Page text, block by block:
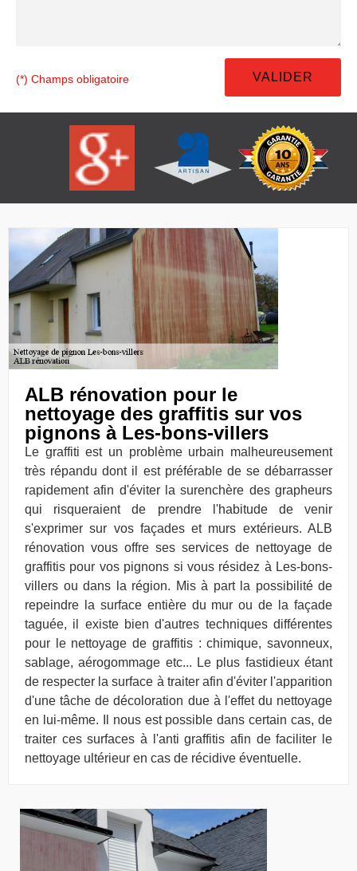
(*) Champs obligatoire
ALB rénovation pour le
nettoyage des graffitis sur vos
pignons à Les-bons-villers
Le graffiti est un problème urbain malheureusement
très répandu dont il est préférable de se débarrasser
rapidement afin d'éviter la surenchère des grapheurs
qui risqueraient de prendre l'habitude de venir
s'exprimer sur vos façades et murs extérieurs. ALB
rénovation vous offre ses services de nettoyage de
graffitis pour vos pignons si vous résidez à Les-bons-
villers ou dans la région. Mis à part la possibilité de
repeindre la surface entière du mur ou de la façade
taguée, il existe bien d'autres techniques différentes
pour le nettoyage de graffitis : chimique, savonneux,
sablage, aérogommage etc... Le plus fastidieux étant
de respecter la surface à traiter afin d'éviter l'apparition
d'une tâche de décoloration due à l'effet du nettoyage
en lui-même. Il nous est possible dans certain cas, de
traiter ces surfaces à l'anti graffitis afin de faciliter le
nettoyage ultérieur en cas de récidive éventuelle.